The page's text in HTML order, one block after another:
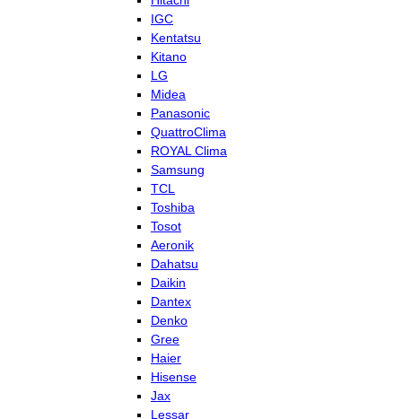
IGC
Kentatsu
Kitano
LG
Midea
Panasonic
QuattroClima
ROYAL Clima
Samsung
TCL
Toshiba
Tosot
Aeronik
Dahatsu
Daikin
Dantex
Denko
Gree
Haier
Hisense
Jax
Lessar